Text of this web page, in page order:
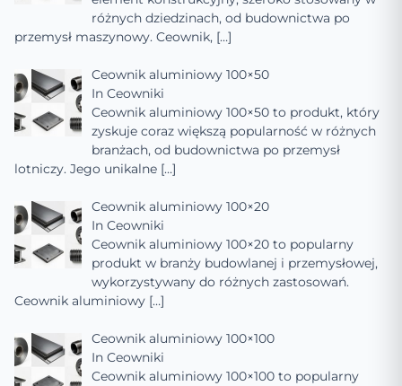
różnych dziedzinach, od budownictwa po
przemysł maszynowy. Ceownik, […]
Ceownik aluminiowy 100×50
In Ceowniki
Ceownik aluminiowy 100×50 to produkt, który
zyskuje coraz większą popularność w różnych
branżach, od budownictwa po przemysł
lotniczy. Jego unikalne […]
Ceownik aluminiowy 100×20
In Ceowniki
Ceownik aluminiowy 100×20 to popularny
produkt w branży budowlanej i przemysłowej,
wykorzystywany do różnych zastosowań.
Ceownik aluminiowy […]
Ceownik aluminiowy 100×100
In Ceowniki
Ceownik aluminiowy 100×100 to popularny